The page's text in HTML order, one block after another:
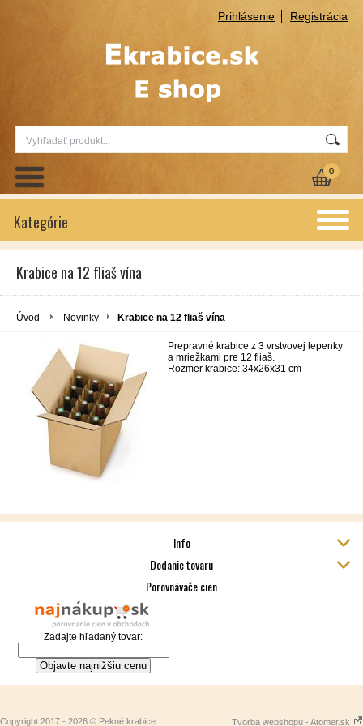
Prihlásenie Registrácia
0
Kategórie
Krabice na 12 fliaš vína
Úvod Novinky Krabice na 12 fliaš vína
Prepravné krabice z 3 vrstvovej lepenky
a mriežkami pre 12 fliaš.
Rozmer krabice: 34x26x31 cm
Info
Dodanie tovaru
Porovnávače cien
Zadajte hľadaný tovar:
Copyright 2017 - 2026 © Pekné krabice Tvorba webshopu - Atomer.sk